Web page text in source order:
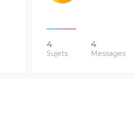
4
Sujets
4
Messages